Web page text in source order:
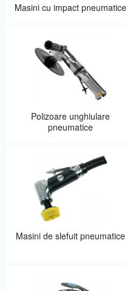
Masini cu impact pneumatice
Polizoare unghiulare
pneumatice
Masini de slefuit pneumatice